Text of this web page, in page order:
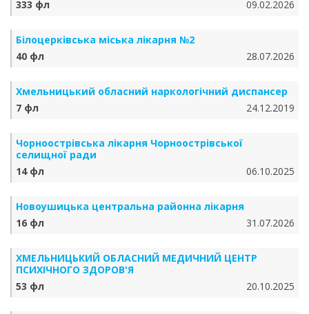
333 фл
09.02.2026
Білоцерківська міська лікарня №2
40 фл
28.07.2026
Хмельницький обласний наркологічний диспансер
7 фл
24.12.2019
Чорноострівська лікарня Чорноострівської
селищної ради
14 фл
06.10.2025
Новоушицька центральна районна лікарня
16 фл
31.07.2026
ХМЕЛЬНИЦЬКИЙ ОБЛАСНИЙ МЕДИЧНИЙ ЦЕНТР
ПСИХІЧНОГО ЗДОРОВ'Я
53 фл
20.10.2025